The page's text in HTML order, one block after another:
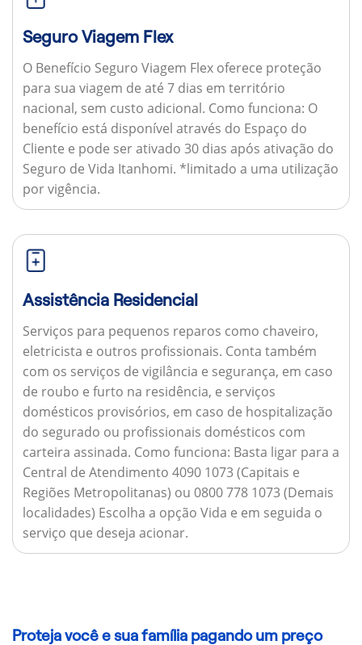
Seguro Viagem Flex
O Benefício Seguro Viagem Flex oferece proteção
para sua viagem de até 7 dias em território
nacional, sem custo adicional. Como funciona: O
benefício está disponível através do Espaço do
Cliente e pode ser ativado 30 dias após ativação do
Seguro de Vida Itanhomi. *limitado a uma utilização
por vigência.
Assistência Residencial
Serviços para pequenos reparos como chaveiro,
eletricista e outros profissionais. Conta também
com os serviços de vigilância e segurança, em caso
de roubo e furto na residência, e serviços
domésticos provisórios, em caso de hospitalização
do segurado ou profissionais domésticos com
carteira assinada. Como funciona: Basta ligar para a
Central de Atendimento 4090 1073 (Capitais e
Regiões Metropolitanas) ou 0800 778 1073 (Demais
localidades) Escolha a opção Vida e em seguida o
serviço que deseja acionar.
Proteja você e sua família pagando um preço